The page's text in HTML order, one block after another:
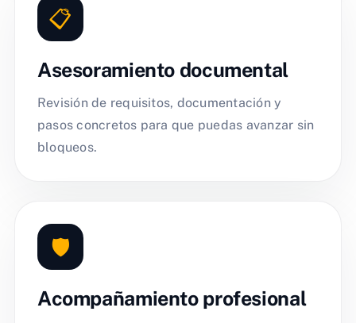
📋
Asesoramiento documental
Revisión de requisitos, documentación y
pasos concretos para que puedas avanzar sin
bloqueos.
🛡️
Acompañamiento profesional